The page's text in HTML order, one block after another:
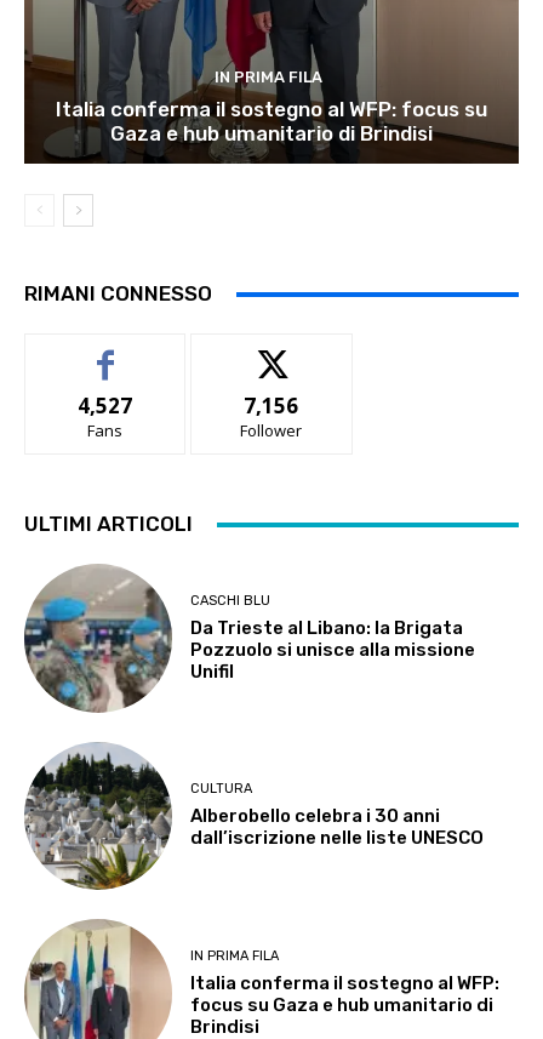
IN PRIMA FILA
Italia conferma il sostegno al WFP: focus su
Gaza e hub umanitario di Brindisi
RIMANI CONNESSO
4,527
Fans
7,156
Follower
ULTIMI ARTICOLI
CASCHI BLU
Da Trieste al Libano: la Brigata
Pozzuolo si unisce alla missione
Unifil
CULTURA
Alberobello celebra i 30 anni
dall’iscrizione nelle liste UNESCO
IN PRIMA FILA
Italia conferma il sostegno al WFP:
focus su Gaza e hub umanitario di
Brindisi